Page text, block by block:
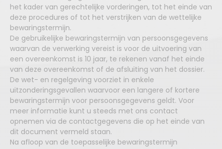
het kader van gerechtelijke vorderingen, tot het einde van
deze procedures of tot het verstrijken van de wettelijke
bewaringstermijn.
De gebruikelijke bewaringstermijn van persoonsgegevens
waarvan de verwerking vereist is voor de uitvoering van
een overeenkomst is 10 jaar, te rekenen vanaf het einde
van deze overeenkomst of de afsluiting van het dossier.
De wet- en regelgeving voorziet in enkele
uitzonderingsgevallen waarvoor een langere of kortere
bewaringstermijn voor persoonsgegevens geldt. Voor
meer informatie kunt u steeds met ons contact
opnemen via de contactgegevens die op het einde van
dit document vermeld staan.
Na afloop van de toepasselijke bewaringstermijn